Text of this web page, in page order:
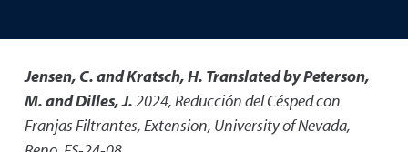
Jensen, C. and Kratsch, H. Translated by Peterson,
M. and Dilles, J.2024,Reducción del Césped con
Franjas Filtrantes,Extension, University of Nevada,